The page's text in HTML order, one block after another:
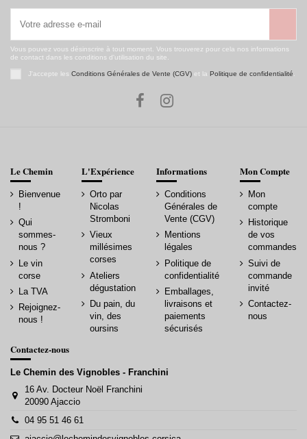
Vous pouvez vous désinscrire à tout moment. Vous trouverez pour cela nos informations
de contact dans les conditions d'utilisation du site.
J'accepte les Conditions Générales de Vente (CGV)et la Politique de confidentialité
Le Chemin
Bienvenue
!
Qui
sommes-
nous ?
Le vin
corse
La TVA
Rejoignez-
nous !
L'Expérience
Orto par
Nicolas
Stromboni
Vieux
millésimes
corses
Ateliers
dégustation
Du pain, du
vin, des
oursins
Informations
Conditions
Générales de
Vente (CGV)
Mentions
légales
Politique de
confidentialité
Emballages,
livraisons et
paiements
sécurisés
Mon Compte
Mon
compte
Historique
de vos
commandes
Suivi de
commande
invité
Contactez-
nous
Contactez-nous
Le Chemin des Vignobles - Franchini
16 Av. Docteur Noël Franchini
20090 Ajaccio
04 95 51 46 61